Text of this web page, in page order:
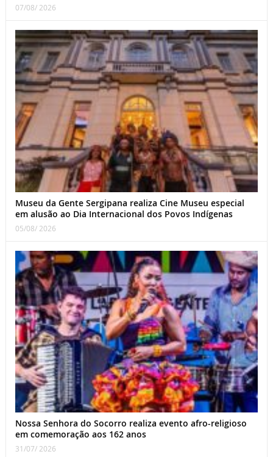
07/08/ 2026
Museu da Gente Sergipana realiza Cine Museu especial
em alusão ao Dia Internacional dos Povos Indígenas
05/08/ 2026
Nossa Senhora do Socorro realiza evento afro-religioso
em comemoração aos 162 anos
31/07/ 2026